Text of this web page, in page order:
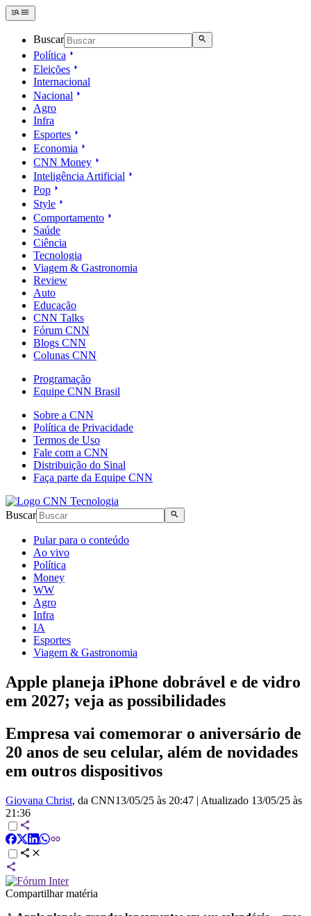
Buscar
Política
Eleições
Internacional
Nacional
Agro
Infra
Esportes
Economia
CNN Money
Inteligência Artificial
Pop
Style
Comportamento
Saúde
Ciência
Tecnologia
Viagem & Gastronomia
Review
Auto
Educação
CNN Talks
Fórum CNN
Blogs CNN
Colunas CNN
Programação
Equipe CNN Brasil
Sobre a CNN
Política de Privacidade
Termos de Uso
Fale com a CNN
Distribuição do Sinal
Faça parte da Equipe CNN
Buscar
Pular para o conteúdo
Ao vivo
Política
Money
WW
Agro
Infra
IA
Esportes
Viagem & Gastronomia
Apple planeja iPhone dobrável e de vidro
em 2027; veja as possibilidades
Empresa vai comemorar o aniversário de
20 anos de seu celular, além de novidades
em outros dispositivos
Giovana Christ, da CNN13/05/25 às 20:47 | Atualizado 13/05/25 às
21:36
Compartilhar matéria